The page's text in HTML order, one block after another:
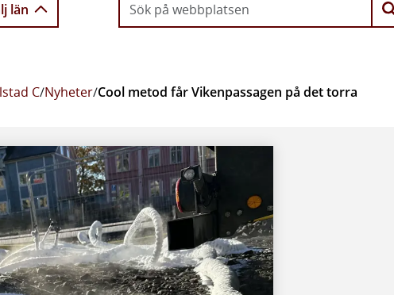
län
C/Nyheter/Cool metod får Vikenpassagen på det torra